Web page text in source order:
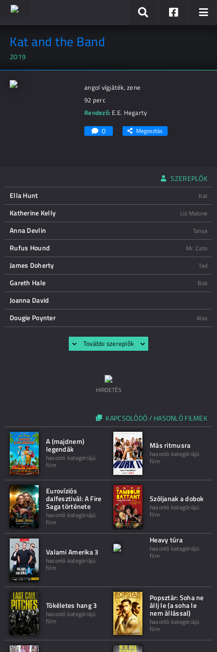
Kat and the Band
2019
angol vígjáték, zene
92 perc
Rendező: E.E. Hegarty
0 Megosztás
SZEREPLŐK
Ella Hunt
Kat
Katherine Kelly Liz Malone
Anna Devlin Tanya
Rufus Hound Mr. Cato
James Doherty Ted
Gareth Hale Bob
Joanna David
Dougie Poynter
Alex
További szereplők
HIRDETÉS
KAPCSOLÓDÓ / HASONLÓ FILMEK
A (majdnem)
legendák
hasonló kategóriájú
film
Más ritmusra
hasonló kategóriájú
film
Eurovíziós
dalfesztivál: A Fire
Saga története
hasonló kategóriájú
film
Szóljanak a dobok
hasonló kategóriájú
film
Valami Amerika 3
hasonló kategóriájú
film
Heavy túra
hasonló kategóriájú
film
Tökéletes hang 3
hasonló kategóriájú
film
Popsztár: Soha ne
állj le (a soha le
nem állással)
hasonló kategóriájú
film